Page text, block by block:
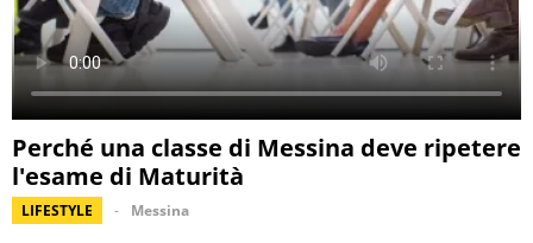
Perché una classe di Messina deve ripetere
l'esame di Maturità
LIFESTYLE Messina